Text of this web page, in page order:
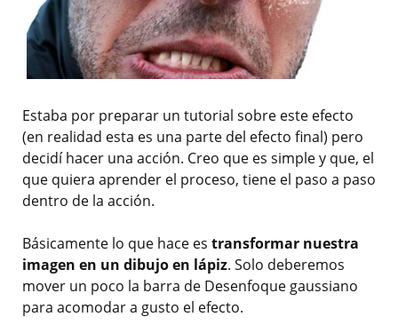
Estaba por preparar un tutorial sobre este efecto
(en realidad esta es una parte del efecto final) pero
decidí hacer una acción. Creo que es simple y que, el
que quiera aprender el proceso, tiene el paso a paso
dentro de la acción.
Básicamente lo que hace es transformar nuestra
imagen en un dibujo en lápiz. Solo deberemos
mover un poco la barra de Desenfoque gaussiano
para acomodar a gusto el efecto.